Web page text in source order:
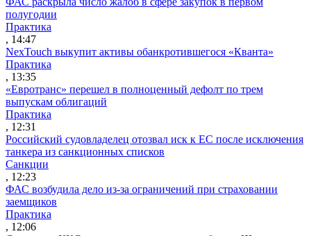
полугодии
Практика
, 14:47
NexTouch выкупит активы обанкротившегося «Кванта»
Практика
, 13:35
«Евротранс» перешел в полноценный дефолт по трем
выпускам облигаций
Практика
, 12:31
Российский судовладелец отозвал иск к ЕС после исключения
танкера из санкционных списков
Санкции
, 12:23
ФАС возбудила дело из-за ограничений при страховании
заемщиков
Практика
, 12:06